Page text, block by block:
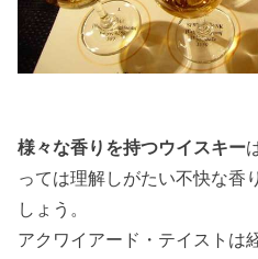
様々な香りを持つウイスキー
っては理解しがたい不快な香
しょう。
アクワイアード・テイストは